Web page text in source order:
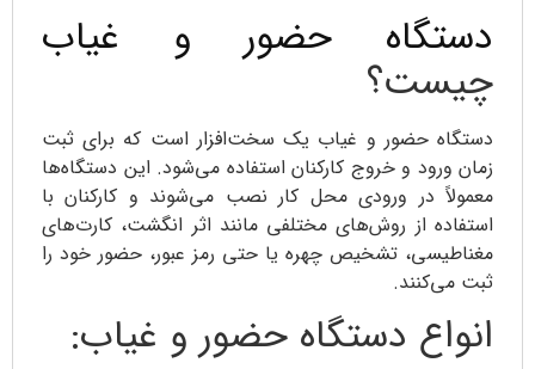
دستگاه حضور و غیاب
چیست؟
دستگاه حضور و غیاب یک سخت‌افزار است که برای ثبت
زمان ورود و خروج کارکنان استفاده می‌شود. این دستگاه‌ها
معمولاً در ورودی محل کار نصب می‌شوند و کارکنان با
استفاده از روش‌های مختلفی مانند اثر انگشت، کارت‌های
مغناطیسی، تشخیص چهره یا حتی رمز عبور، حضور خود را
ثبت می‌کنند.
انواع دستگاه حضور و غیاب: